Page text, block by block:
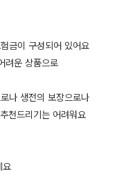
금이 구성되어 있어요
려운 상품으로
나 생전의 보장으로나
천드리기는 어려워요
요